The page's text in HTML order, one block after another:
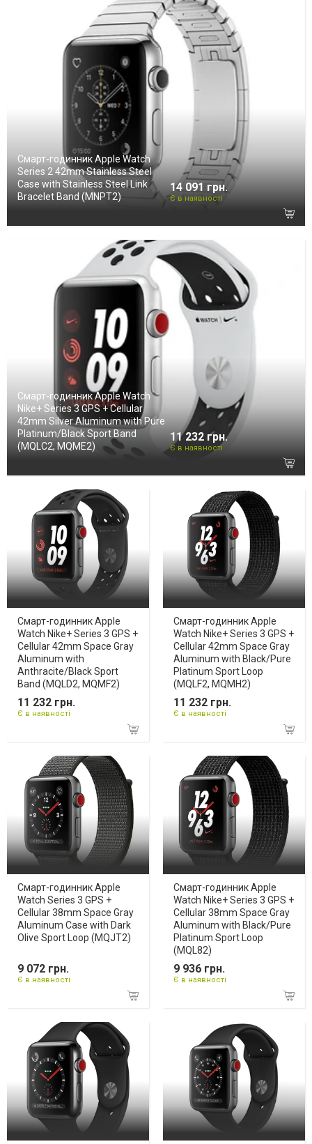
Смарт-годинник Apple Watch
Series 2 42mm Stainless Steel
Case with Stainless Steel Link
Bracelet Band (MNPT2)
14 091 грн.
Є в наявності
Смарт-годинник Apple Watch
Nike+ Series 3 GPS + Cellular
42mm Silver Aluminum with Pure
Platinum/Black Sport Band
(MQLC2, MQME2)
11 232 грн.
Є в наявності
Смарт-годинник Apple
Watch Nike+ Series 3 GPS +
Cellular 42mm Space Gray
Aluminum with
Anthracite/Black Sport
Band (MQLD2, MQMF2)
11 232 грн.
Є в наявності
Смарт-годинник Apple
Watch Nike+ Series 3 GPS +
Cellular 42mm Space Gray
Aluminum with Black/Pure
Platinum Sport Loop
(MQLF2, MQMH2)
11 232 грн.
Є в наявності
Смарт-годинник Apple
Watch Series 3 GPS +
Cellular 38mm Space Gray
Aluminum Case with Dark
Olive Sport Loop (MQJT2)
9 072 грн.
Є в наявності
Смарт-годинник Apple
Watch Nike+ Series 3 GPS +
Cellular 38mm Space Gray
Aluminum with Black/Pure
Platinum Sport Loop
(MQL82)
9 936 грн.
Є в наявності